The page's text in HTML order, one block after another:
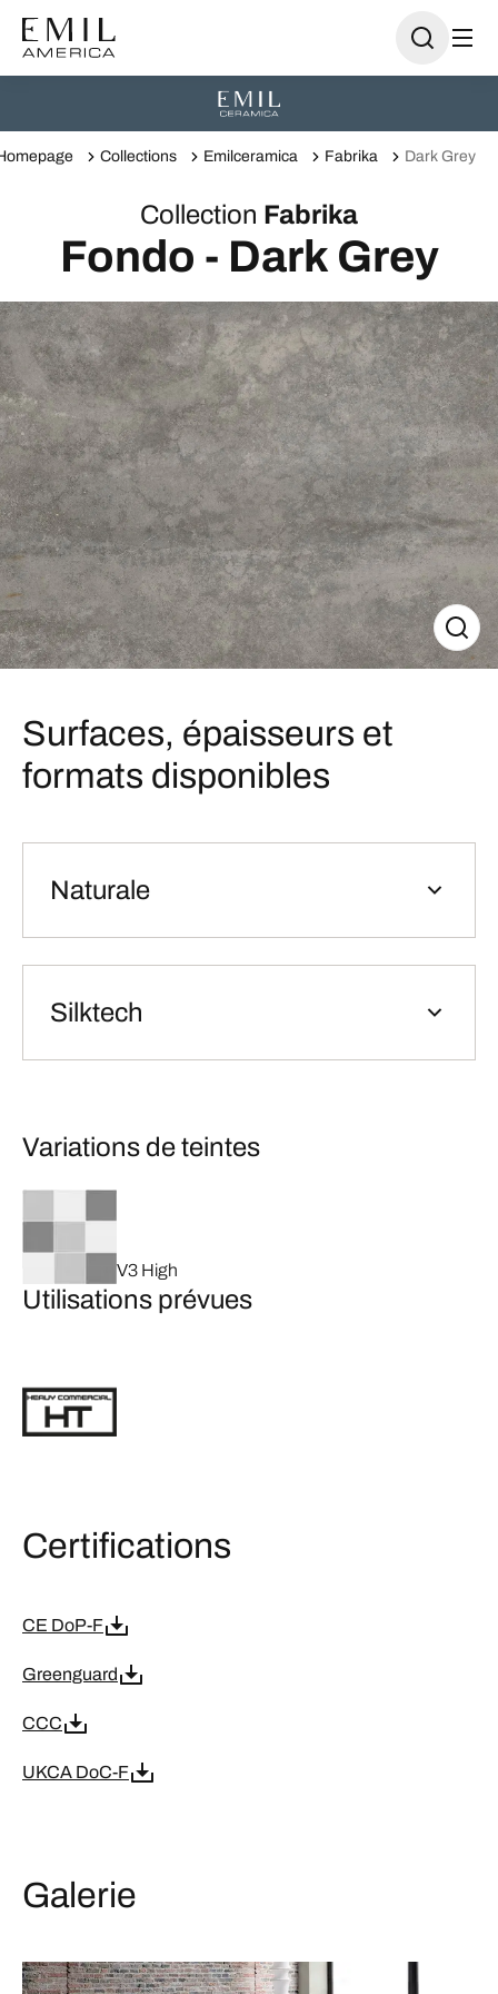
Collections Emilceramica Fabrika Dark Grey
Collection Fabrika
Fondo - Dark Grey
Surfaces, épaisseurs et
formats disponibles
Naturale
Silktech
Variations de teintes
V3 High
Utilisations prévues
Certifications
CE DoP-F
Greenguard
CCC
UKCA DoC-F
Galerie